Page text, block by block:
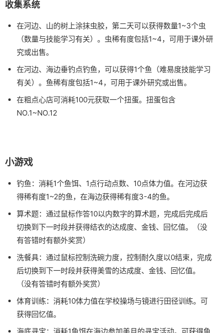
收集系统
在河边、山的树上涂抹虫胶，第二天可以获得数量1~3个虫
（数量与技能学习有关）。虫稀有度包括1~4，可用于课外研
究或出售。
在河边、海边垂钓点钓鱼，可以获得1个鱼（难易度技能学习
有关）。鱼稀有度包括1~4，可用于课外研究或出售。
在粗点心店可消耗100元获取一个扭蛋。扭蛋包含
NO.1~NO.12
小游戏
钓鱼：消耗1个鱼饵、1点行动点数、10点体力值。在河边获
得稀有度1~2的鱼，在海边获得稀有度3-4的鱼。
算术题：通过鼠标作答10以内数字的算术题，完成后完成后
切换到下一时段并获得结衣的达成度、金钱、回忆值。（没
有答错时有额外奖赏）
洗餐具：通过鼠标控制洗碗力度，控制耐久度以0结束，完成
后切换到下一时段并获得美雪的达成度、金钱、回忆值。
（没有答错时有额外奖赏）
体育训练：消耗10体力值在学校操场与镜进行田径训练。可
获得回忆值。